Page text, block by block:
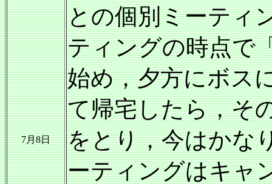
7月8日
との個別ミーティ
ティングの時点で
始め，夕方にボス
て帰宅したら，そ
をとり，今はかな
ーティングはキャ